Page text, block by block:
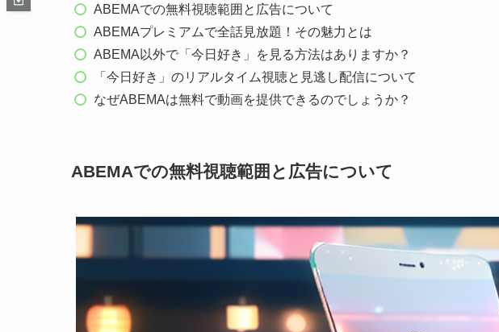
ABEMAでの無料視聴範囲と広告について
ABEMAプレミアムで全話見放題！その魅力とは
ABEMA以外で「今日好き」を見る方法はありますか？
「今日好き」のリアルタイム視聴と見逃し配信について
なぜABEMAは無料で動画を提供できるのでしょうか？
ABEMAでの無料視聴範囲と広告について